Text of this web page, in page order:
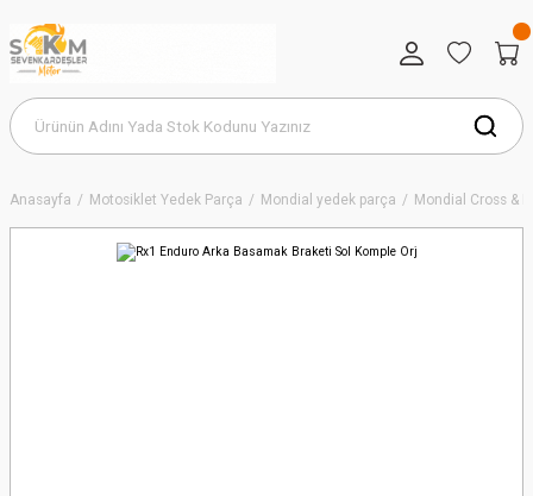
Anasayfa Motosiklet Yedek Parça Mondial yedek parça Mondial Cross &